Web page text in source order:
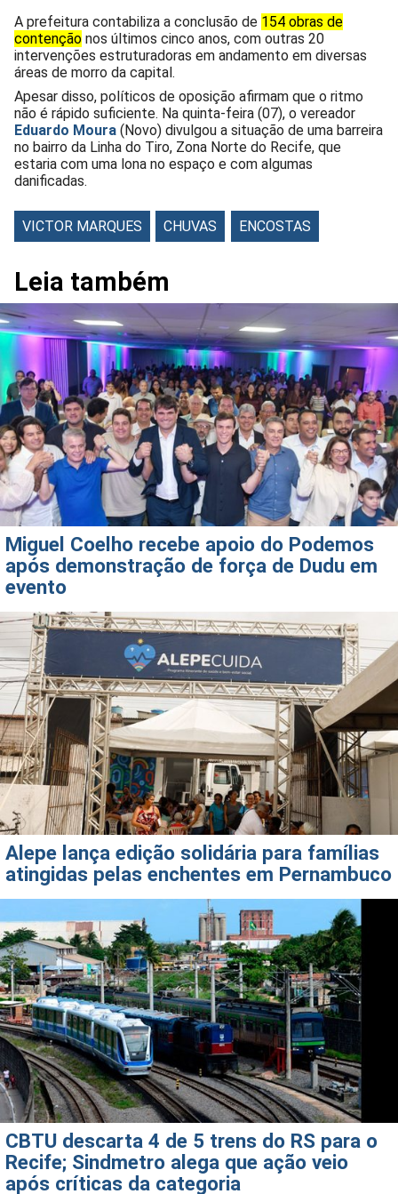
A prefeitura contabiliza a conclusão de 154 obras de
contenção nos últimos cinco anos, com outras 20
intervenções estruturadoras em andamento em diversas
áreas de morro da capital.
Apesar disso, políticos de oposição afirmam que o ritmo
não é rápido suficiente. Na quinta-feira (07), o vereador
Eduardo Moura (Novo) divulgou a situação de uma barreira
no bairro da Linha do Tiro, Zona Norte do Recife, que
estaria com uma lona no espaço e com algumas
danificadas.
VICTOR MARQUES CHUVAS ENCOSTAS
Leia também
Miguel Coelho recebe apoio do Podemos
após demonstração de força de Dudu em
evento
Alepe lança edição solidária para famílias
atingidas pelas enchentes em Pernambuco
CBTU descarta 4 de 5 trens do RS para o
Recife; Sindmetro alega que ação veio
após críticas da categoria